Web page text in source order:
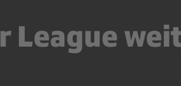
League